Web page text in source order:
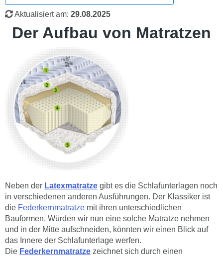
Aktualisiert am: 29.08.2025
Der Aufbau von Matratzen
Neben der Latexmatratze gibt es die Schlafunterlagen noch
in verschiedenen anderen Ausführungen. Der Klassiker ist
die Federkernmatratze mit ihren unterschiedlichen
Bauformen. Würden wir nun eine solche Matratze nehmen
und in der Mitte aufschneiden, könnten wir einen Blick auf
das Innere der Schlafunterlage werfen.
Die Federkernmatratze zeichnet sich durch einen